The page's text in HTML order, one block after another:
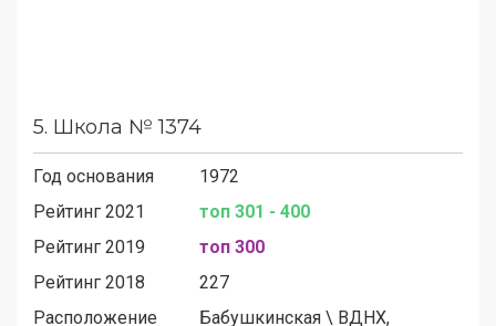
5. Школа № 1374
Год основания
1972
Рейтинг 2021
топ 301 - 400
Рейтинг 2019
топ 300
Рейтинг 2018
227
Расположение
Бабушкинская \ ВДНХ,